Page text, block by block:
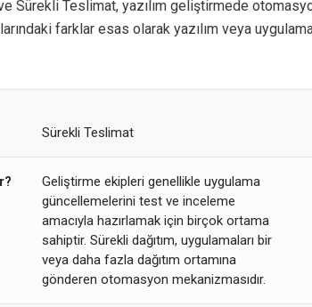
Sürekli Teslimat, yazılım geliştirmede
farklar esas olarak yazılım veya
Sürekli Teslimat
Geliştirme ekipleri genellikle uygulama
güncellemelerini test ve inceleme
amacıyla hazırlamak için birçok ortama
sahiptir. Sürekli dağıtım, uygulamaları bir
veya daha fazla dağıtım ortamına
gönderen otomasyon mekanizmasıdır.